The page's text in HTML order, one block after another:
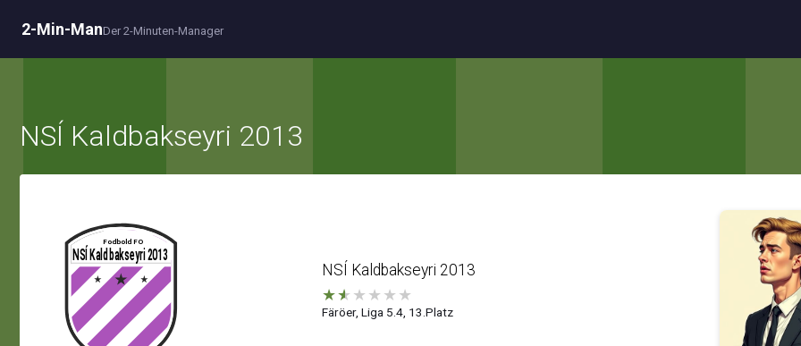
2-Min-ManDer 2-Minuten-Manager
NSÍ Kaldbakseyri 2013
NSÍ Kaldbakseyri 2013
★★ ★ ★ ★ ★
Färöer, Liga 5.4, 13.Platz